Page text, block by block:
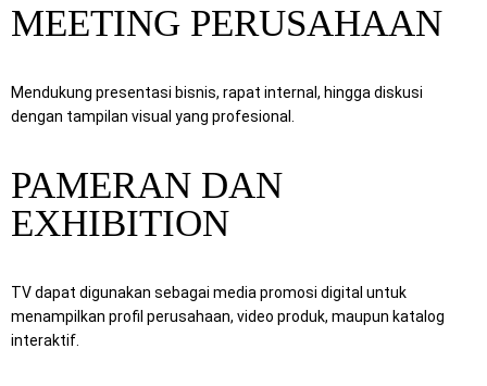
MEETING PERUSAHAAN
Mendukung presentasi bisnis, rapat internal, hingga diskusi
dengan tampilan visual yang profesional.
PAMERAN DAN
EXHIBITION
TV dapat digunakan sebagai media promosi digital untuk
menampilkan profil perusahaan, video produk, maupun katalog
interaktif.